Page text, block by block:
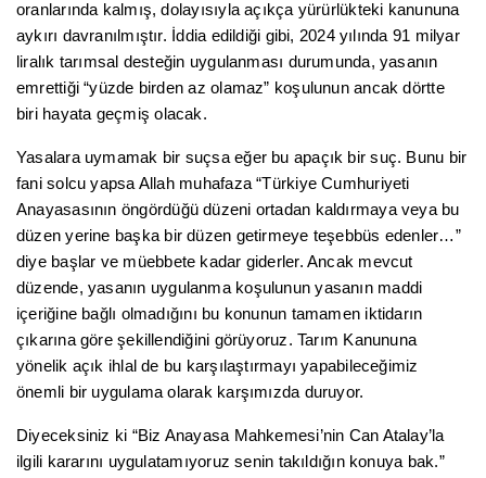
oranlarında kalmış, dolayısıyla açıkça yürürlükteki kanununa
aykırı davranılmıştır. İddia edildiği gibi, 2024 yılında 91 milyar
liralık tarımsal desteğin uygulanması durumunda, yasanın
emrettiği “yüzde birden az olamaz” koşulunun ancak dörtte
biri hayata geçmiş olacak.
Yasalara uymamak bir suçsa eğer bu apaçık bir suç. Bunu bir
fani solcu yapsa Allah muhafaza “TürkiyeCumhuriyeti
Anayasasının öngördüğü düzeni ortadan kaldırmaya veya bu
düzen yerine başka bir düzen getirmeye teşebbüs edenler…”
diye başlar ve müebbete kadar giderler. Ancak mevcut
düzende, yasanın uygulanma koşulunun yasanın maddi
içeriğine bağlı olmadığını bu konunun tamamen iktidarın
çıkarına göre şekillendiğini görüyoruz. Tarım Kanununa
yönelik açık ihlal de bu karşılaştırmayı yapabileceğimiz
önemli bir uygulama olarak karşımızda duruyor.
Diyeceksiniz ki “Biz Anayasa Mahkemesi’nin Can Atalay’la
ilgili kararını uygulatamıyoruz senin takıldığın konuya bak.”